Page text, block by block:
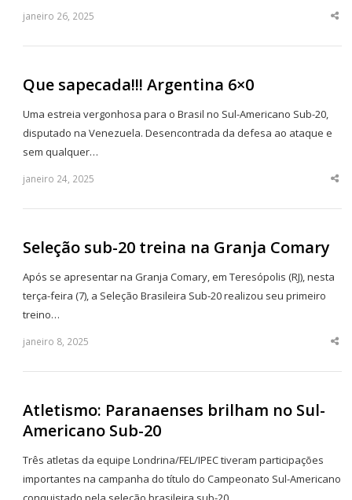
janeiro 26, 2025
Que sapecada!!! Argentina 6×0
Uma estreia vergonhosa para o Brasil no Sul-Americano Sub-20,
disputado na Venezuela. Desencontrada da defesa ao ataque e
sem qualquer…
janeiro 24, 2025
Seleção sub-20 treina na Granja Comary
Após se apresentar na Granja Comary, em Teresópolis (RJ), nesta
terça-feira (7), a Seleção Brasileira Sub-20 realizou seu primeiro
treino…
janeiro 8, 2025
Atletismo: Paranaenses brilham no Sul-
Americano Sub-20
Três atletas da equipe Londrina/FEL/IPEC tiveram participações
importantes na campanha do título do Campeonato Sul-Americano